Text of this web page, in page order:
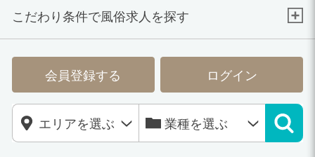
こだわり条件で風俗求人を探す
会員登録する ログイン